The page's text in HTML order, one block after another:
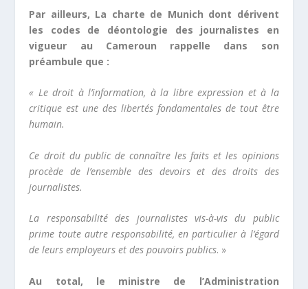
Par ailleurs, La charte de Munich dont dérivent
les codes de déontologie des journalistes en
vigueur au Cameroun rappelle dans son
préambule que :
« Le droit à l’information, à la libre expression et à la
critique est une des libertés fondamentales de tout être
humain.
Ce droit du public de connaître les faits et les opinions
procède de l’ensemble des devoirs et des droits des
journalistes.
La responsabilité des journalistes vis-à-vis du public
prime toute autre responsabilité, en particulier à l’égard
de leurs employeurs et des pouvoirs publics. »
Au total, le ministre de l’Administration